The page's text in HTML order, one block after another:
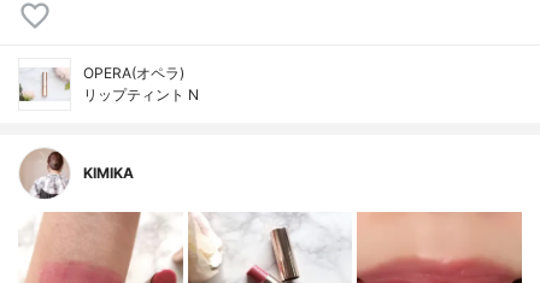
OPERA(オペラ)
リップティント N
KIMIKA